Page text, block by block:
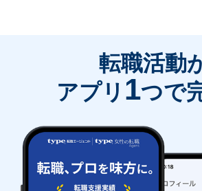
転職活動
アプリ 1つで